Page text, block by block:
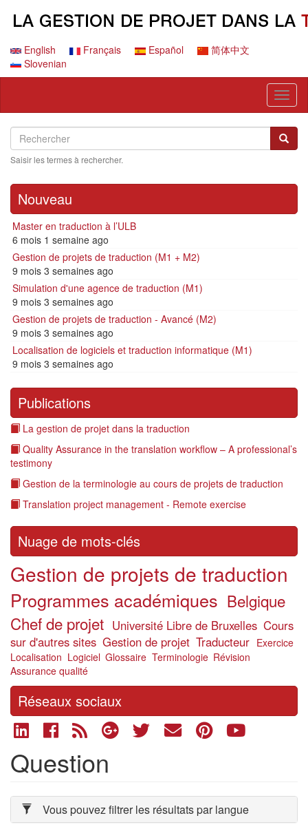
principalEnglish Français Español
简体中文
Slovenian
Search
Rechercher
Saisir les termes à rechercher.
Nouveau
Master en traduction à l’ULB
6 mois 1 semaine ago
Gestion de projets de traduction (M1 + M2)
9 mois 3 semaines ago
Simulation d'une agence de traduction (M1)
9 mois 3 semaines ago
Gestion de projets de traduction - Avancé (M2)
9 mois 3 semaines ago
Localisation de logiciels et traduction informatique (M1)
9 mois 3 semaines ago
Publications
La gestion de projet dans la traduction
Quality Assurance in the translation workflow – A professional’s
testimony
Gestion de la terminologie au cours de projets de traduction
Translation project management - Remote exercise
Nuage de mots-clés
Gestion de projets de traduction
Programmes académiques Belgique
Chef de projet Université Libre de Bruxelles Cours
sur d'autres sites Gestion de projet Traducteur Exercice
Localisation Logiciel Glossaire Terminologie Révision
Assurance qualité
Réseaux sociaux
Question
Vous pouvez filtrer les résultats par langue